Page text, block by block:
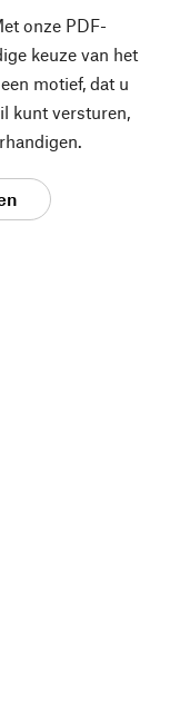
onze PDF-
keuze van het
motief, dat u
kunt versturen,